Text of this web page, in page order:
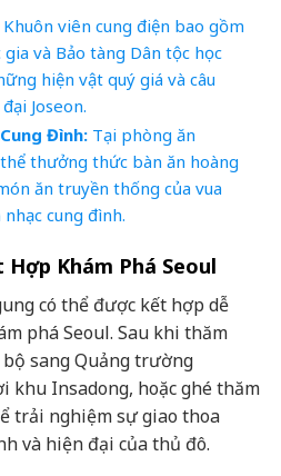
viên cung điện bao gồm
gia và Bảo tàng Dân tộc học
hiện vật quý giá và câu
Joseon.
Đình:Tại phòng ăn
thưởng thức bàn ăn hoàng
ăn truyền thống của vua
cung đình.
Hợp Khám Phá Seoul
có thể được kết hợp dễ
phá Seoul. Sau khi thăm
sang Quảng trường
khu Insadong, hoặc ghé thăm
trải nghiệm sự giao thoa
và hiện đại của thủ đô.